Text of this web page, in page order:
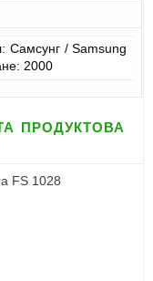
Самсунг / Samsung
2000
продуктова
FS 1028